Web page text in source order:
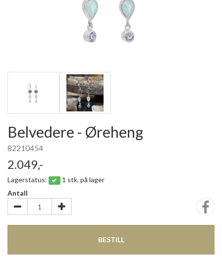
Belvedere - Øreheng
82210454
2.049,-
Lagerstatus:
1 stk. på lager
Antall
BESTILL